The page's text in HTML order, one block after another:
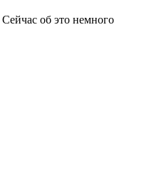
об это немного